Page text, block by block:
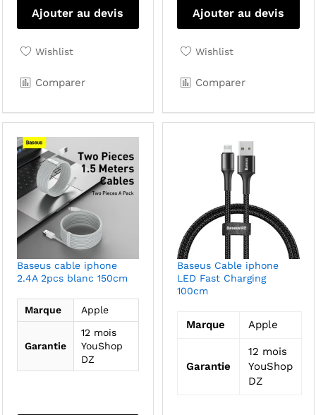
Ajouter au devis
Wishlist
Comparer
Ajouter au devis
Wishlist
Comparer
Baseus cable iphone
2.4A 2pcs blanc 150cm
Marque Apple
Garantie
12 mois
YouShop
DZ
Baseus Cable iphone
LED Fast Charging
100cm
Marque Apple
Garantie
12 mois
YouShop
DZ